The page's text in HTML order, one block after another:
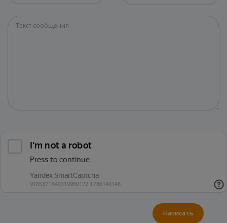
Написать